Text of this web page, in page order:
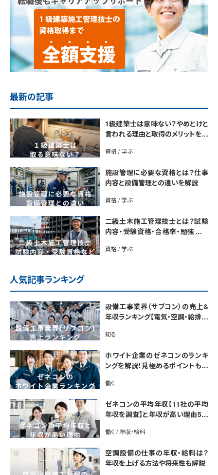
最新の記事
1級建築士は意味ない？やめとけと
言われる理由と取得のメリットを解
資格 / 学ぶ
施設管理に必要な資格とは？仕事
内容と設備管理との違いを解説
資格 / 学ぶ
二級土木施工管理技士とは？試験
内容・受験資格・合格率・勉強法を
資格 / 学ぶ
人気記事ランキング
設備工事業界（サブコン）の売上&
年収ランキング【電気・空調・給排水
市場規模も解説
知る
ホワイト企業のゼネコンのランキ
ングを解説！見極めるポイントも紹
働く
ゼネコンの平均年収【11社の平均
年収を調査】と年収が高い理由5選
働く / 年収・給料
空調設備の仕事の年収・給料は？
年収を上げる方法や将来性も解説